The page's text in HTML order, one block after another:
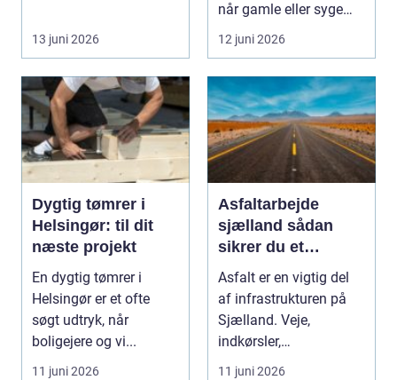
13 juni 2026
når gamle eller syge
træer skaber...
12 juni 2026
Dygtig tømrer i
Helsingør: til dit
næste projekt
En dygtig tømrer i
Helsingør er et ofte
søgt udtryk, når
boligejere og vi...
11 juni 2026
Asfaltarbejde
sjælland sådan
sikrer du et
holdbart resultat
Asfalt er en vigtig del
af infrastrukturen på
Sjælland. Veje,
indkørsler,
parkeringspladser og
11 juni 2026